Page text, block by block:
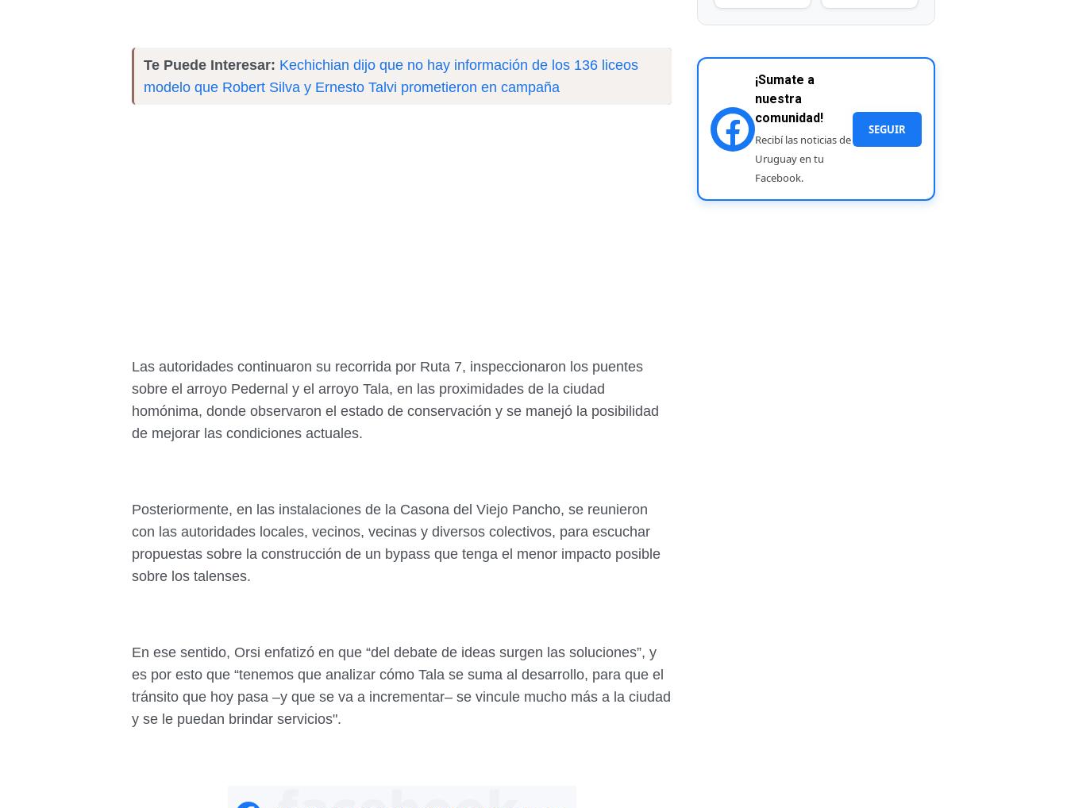
Te Puede Interesar: Kechichian dijo que no hay información de los 136 liceos
modelo que Robert Silva y Ernesto Talvi prometieron en campaña
Las autoridades continuaron su recorrida por Ruta 7, inspeccionaron los puentes
sobre el arroyo Pedernal y el arroyo Tala, en las proximidades de la ciudad
homónima, donde observaron el estado de conservación y se manejó la posibilidad
de mejorar las condiciones actuales.
Posteriormente, en las instalaciones de la Casona del Viejo Pancho, se reunieron
con las autoridades locales, vecinos, vecinas y diversos colectivos, para escuchar
propuestas sobre la construcción de un bypass que tenga el menor impacto posible
sobre los talenses.
En ese sentido, Orsi enfatizó en que “del debate de ideas surgen las soluciones”, y
es por esto que “tenemos que analizar cómo Tala se suma al desarrollo, para que el
tránsito que hoy pasa –y que se va a incrementar– se vincule mucho más a la ciudad
y se le puedan brindar servicios".
¡Sumate a
nuestra
comunidad!
Recibí las noticias de
Uruguay en tu
Facebook.
SEGUIR